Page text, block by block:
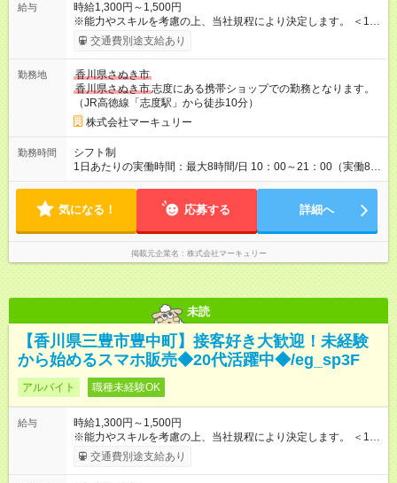
給与
時給1,300円～1,500円
※能力やスキルを考慮の上、当社規程により決定します。 ＜1人
ひとりの成長・頑張りを評価＞ 毎年半期ごとに評価制度を実施
し、ビジネスマナーやコンプライアンスなどの項目ごとに目標
アップも叶えています。 1人ひとりの成長や頑張りに対してもし
っかり還元をしていく制度が確立しています！ 【試用期間】試
用期間なし
交通費別途支給あり
勤務地
香川県さぬき市
香川県さぬき市志度にある携帯ショップでの勤務となります。
（JR高徳線「志度駅」から徒歩10分）
株式会社マーキュリー
勤務時間
シフト制
1日あたりの実働時間：最大8時間/日 10：00～21：00（実働8時
間／休憩1時間） ＜シフト例＞ 10：00～19：00 12：00～21：
の両立も叶います！
気になる！ 応募する 詳細へ
掲載元企業名 株式会社マーキュリー
未読
【香川県三豊市豊中町】接客好き大歓迎！未経験
から始めるスマホ販売◆20代活躍中◆/eg_sp3F
アルバイト 職種未経験OK
給与
時給1,300円～1,500円
※能力やスキルを考慮の上、当社規程により決定します。 ＜1人
ひとりの成長・頑張りを評価＞ 毎年半期ごとに評価制度を実施
し、ビジネスマナーやコンプライアンスなどの項目ごとに目標
交通費別途支給あり